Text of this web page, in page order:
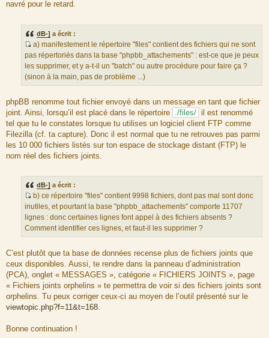
g
navré pour le retard.
dB-] a écrit :
S
o
u
r
e
d
u
m
e
s
a
g
e
a) manifestement le répertoire "files" contient des fichiers qui ne sont
pas répertoriés dans la base "phpbb_attachements" : est-ce que je peux
les supprimer, et y a-t-il un "batch" ou autre procédure pour faire ça ?
(sinon à la main, pas de problème ...)
phpBB renomme tout fichier envoyé dans un message en tant que fichier
joint. Ainsi, lorsqu’il est placé dans le répertoire
./files/ il est renommé
tel que tu le constates lorsque tu utilises un logiciel client FTP comme
Filezilla (cf. ta capture). Donc il est normal que tu ne retrouves pas parmi
les 10 000 fichiers listés sur ton espace de stockage distant (FTP) le
nom réel des fichiers joints.
dB-] a écrit :
S
o
u
r
e
d
u
m
e
s
a
b) ce répertoire "files" contient 9998 fichiers, dont pas mal sont donc
inutiles, et pourtant la base "phpbb_attachements" comporte 11707
lignes : donc certaines lignes font appel à des fichiers absents ?
Comment identifier ces lignes, et faut-il les supprimer ?
C’est plutôt que ta base de données recense plus de fichiers joints que
ceux disponibles. Aussi, te rendre dans la panneau d’administration
(PCA), onglet « MESSAGES », catégorie « FICHIERS JOINTS », page
« Fichiers joints orphelins » te permettra de voir si des fichiers joints sont
orphelins. Tu peux corriger ceux-ci au moyen de l’outil présenté sur le
viewtopic.php?f=11&t=168
Bonne continuation !